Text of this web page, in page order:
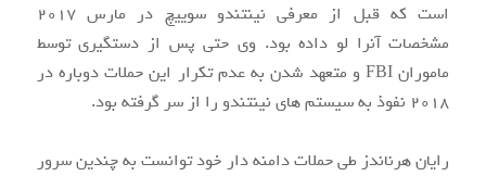
است که قبل از معرفی نینتندو سوییچ در مارس ۲۰۱۷
مشخصات آنرا لو داده بود. وی حتی پس از دستگیری توسط
ماموران FBI و متعهد شدن به عدم تکرار این حملات دوباره در
۲۰۱۸ نفوذ به سیستم های نینتندو را از سر گرفته بود.
رایان هرناندز طی حملات دامنه دار خود توانست به چندین سرور